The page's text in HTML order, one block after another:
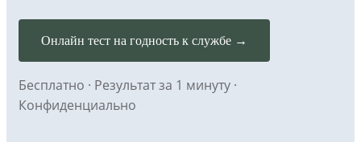
Онлайн тест на годность к службе →
Бесплатно · Результат за 1 минуту ·
Конфиденциально